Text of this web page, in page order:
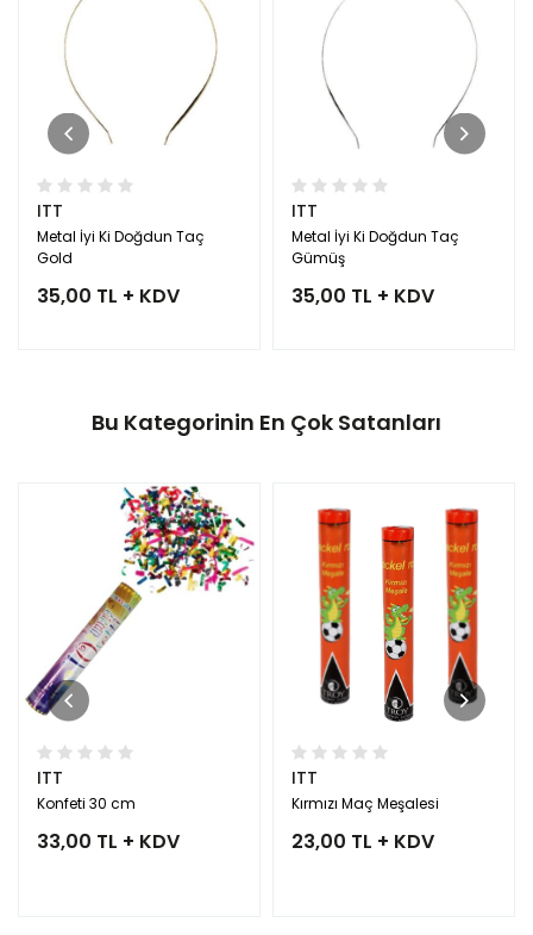
ITT
Metal İyi Ki Doğdun Taç
Gold
35,00 TL + KDV
ITT
Metal İyi Ki Doğdun Taç
Gümüş
35,00 TL + KDV
Bu Kategorinin En Çok Satanları
ITT
Konfeti 30 cm
33,00 TL + KDV
ITT
Kırmızı Maç Meşalesi
23,00 TL + KDV